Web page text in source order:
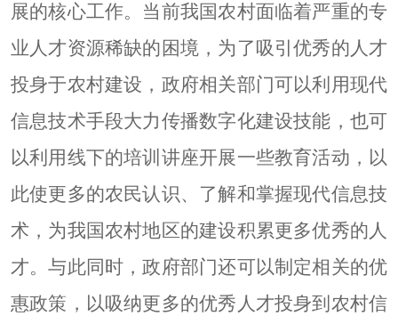
展的核心工作。当前我国农村面临着严重的专
业人才资源稀缺的困境，为了吸引优秀的人才
投身于农村建设，政府相关部门可以利用现代
信息技术手段大力传播数字化建设技能，也可
以利用线下的培训讲座开展一些教育活动，以
此使更多的农民认识、了解和掌握现代信息技
术，为我国农村地区的建设积累更多优秀的人
才。与此同时，政府部门还可以制定相关的优
惠政策，以吸纳更多的优秀人才投身到农村信